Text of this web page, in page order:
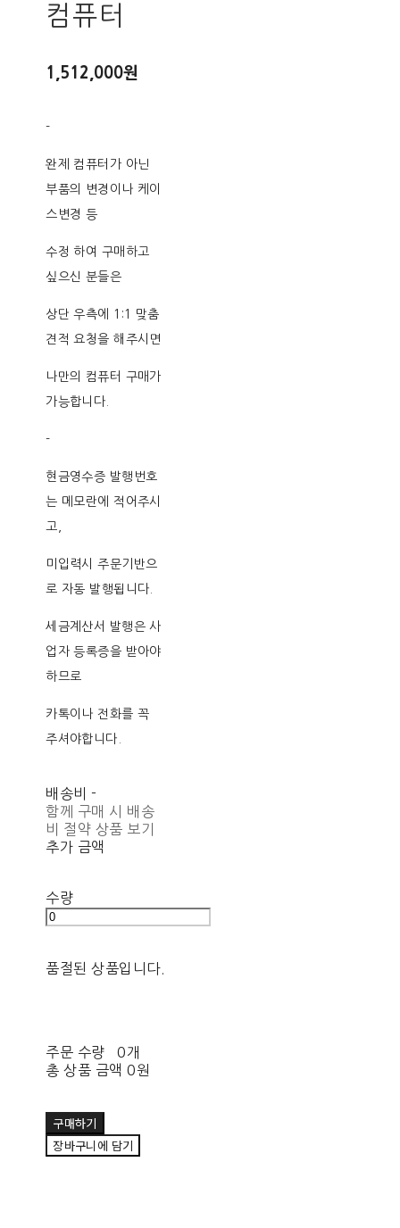
컴퓨터
1,512,000원
-
완제 컴퓨터가 아닌
부품의 변경이나 케이
스변경 등
수정 하여 구매하고
싶으신 분들은
상단 우측에 1:1 맞춤
견적 요청을 해주시면
나만의 컴퓨터 구매가
가능합니다.
-
현금영수증 발행번호
는 메모란에 적어주시
고,
미입력시 주문기반으
로 자동 발행됩니다.
세금계산서 발행은 사
업자 등록증을 받아야
하므로
카톡이나 전화를 꼭
주셔야합니다.
배송비 -
함께 구매 시 배송
비 절약 상품 보기
추가 금액
수량
품절된 상품입니다.
주문 수량
0개
총 상품 금액 0원
구매하기
장바구니에 담기